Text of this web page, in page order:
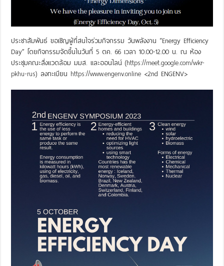
ประชาสัมพันธ์ ขอเชิญผู้ที่สนใจร่วมกิจกรรม วันพลังงาน “Energy Efficiency
Day” โดยกิจกรรมจัดขึ้นในวันที่ 5 ตค. 66 เวลา 10.00-12.00 น. ณ ห้อง
ประชุมคณะสิ่งแวดล้อม มมส. และออนไลน์ (https://meet.google.com/wkr-
pkhu-rus) ลงทะเบียน https://www.engenv.online <2nd ENGENV>